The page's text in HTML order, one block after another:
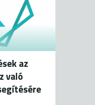
az
való